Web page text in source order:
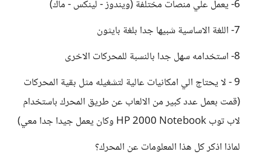
6- يعمل علي منصات مختلفة (ويندوز - لينكس - ماك)
7- اللغة الاساسية شبيها جدا بلغة بايثون
8- استخدامه سهل جدا بالنسبة للمحركات الاخرى
9 - لا يحتاج الي امكانيات عالية لتشغيله مثل بقية المحركات
(قمت بعمل عدد كبير من الالعاب عن طريق المحرك باستخدام
لاب توب HP 2000 Notebook وكان يعمل جيدا جدا معي)
لماذا اذكر كل هذا المعلومات عن المحرك؟